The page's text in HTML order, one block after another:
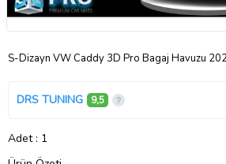
S-Dizayn VW Caddy 3D Pro Bagaj Havuzu
DRS TUNING 9,5
Adet : 1